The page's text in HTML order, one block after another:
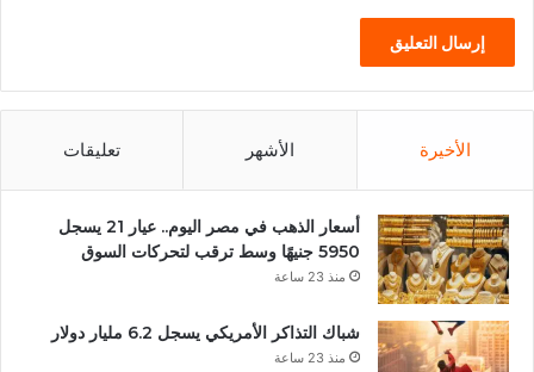
الأخيرة الأشهر تعليقات
أسعار الذهب في مصر اليوم.. عيار 21 يسجل
5950 جنيهًا وسط ترقب لتحركات السوق
منذ 23 ساعة
شباك التذاكر الأمريكي يسجل 6.2 مليار دولار
منذ 23 ساعة